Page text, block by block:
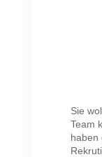
Sie
Team
haben